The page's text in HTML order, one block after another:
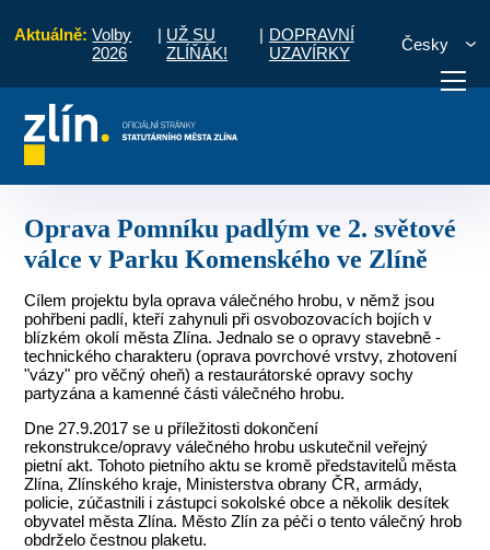
Aktuálně: Volby
2026
| UŽ SU
ZLÍŇÁK!
| DOPRAVNÍ
UZAVÍRKY
Česky
Potřebuji zaplatit Diskuzní
Oprava Pomníku padlým ve 2. světové
válce v Parku Komenského ve Zlíně
Cílem projektu byla oprava válečného hrobu, v němž jsou
pohřbeni padlí, kteří zahynuli při osvobozovacích bojích v
blízkém okolí města Zlína. Jednalo se o opravy stavebně -
technického charakteru (oprava povrchové vrstvy, zhotovení
"vázy" pro věčný oheň) a restaurátorské opravy sochy
partyzána a kamenné části válečného hrobu.
Dne 27.9.2017 se u příležitosti dokončení
rekonstrukce/opravy válečného hrobu uskutečnil veřejný
pietní akt. Tohoto pietního aktu se kromě představitelů města
Zlína, Zlínského kraje, Ministerstva obrany ČR, armády,
policie, zúčastnili i zástupci sokolské obce a několik desítek
obyvatel města Zlína. Město Zlín za péči o tento válečný hrob
obdrželo čestnou plaketu.